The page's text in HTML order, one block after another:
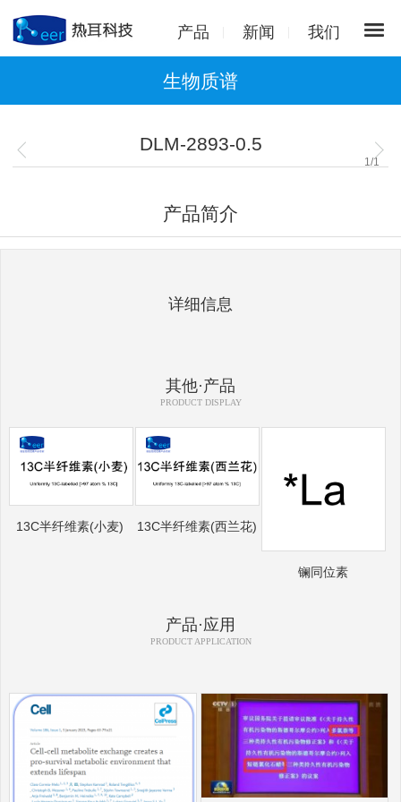
产品 新闻 我们
生物质谱
DLM-2893-0.5
1 /1
产品简介
详细信息
其他·产品
PRODUCT DISPLAY
13C半纤维素(小麦) 13C半纤维素(西兰花)
镧同位素
产品·应用
PRODUCT APPLICATION